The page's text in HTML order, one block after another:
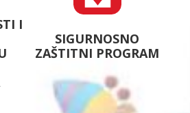
I
SIGURNOSNO
ZAŠTITNI PROGRAM